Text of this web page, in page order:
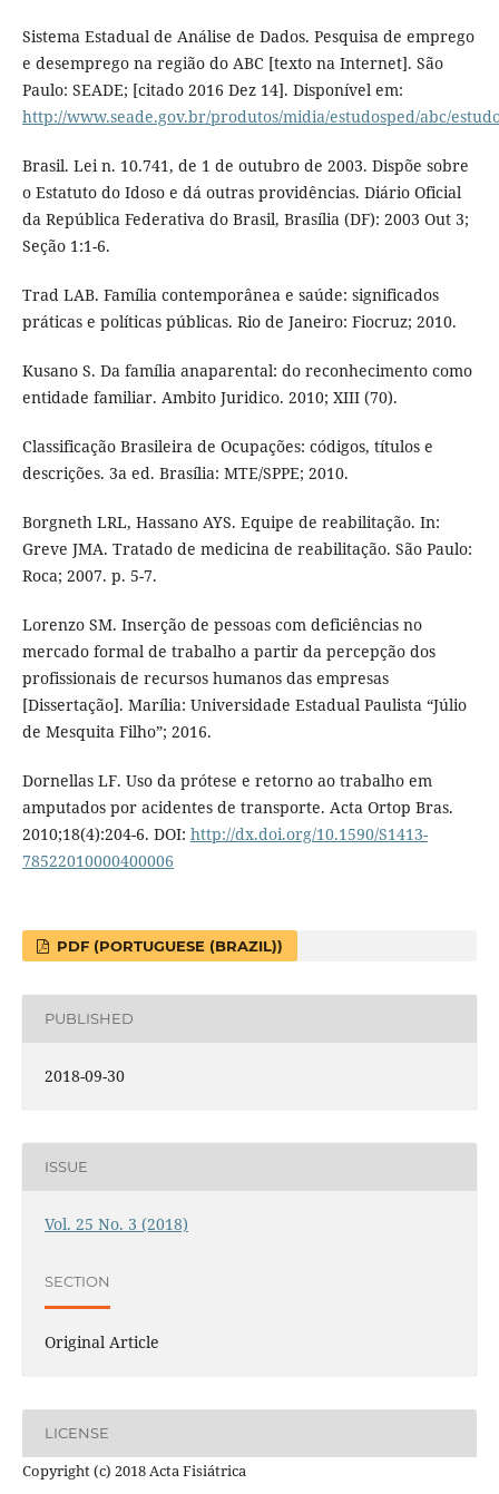
Sistema Estadual de Análise de Dados. Pesquisa de emprego
e desemprego na região do ABC [texto na Internet]. São
Paulo: SEADE; [citado 2016 Dez 14]. Disponível em:
http://www.seade.gov.br/produtos/midia/estudosped/abc/
Brasil. Lei n. 10.741, de 1 de outubro de 2003. Dispõe sobre
o Estatuto do Idoso e dá outras providências. Diário Oficial
da República Federativa do Brasil, Brasília (DF): 2003 Out 3;
Seção 1:1-6.
Trad LAB. Família contemporânea e saúde: significados
práticas e políticas públicas. Rio de Janeiro: Fiocruz; 2010.
Kusano S. Da família anaparental: do reconhecimento como
entidade familiar. Ambito Juridico. 2010; XIII (70).
Classificação Brasileira de Ocupações: códigos, títulos e
descrições. 3a ed. Brasília: MTE/SPPE; 2010.
Borgneth LRL, Hassano AYS. Equipe de reabilitação. In:
Greve JMA. Tratado de medicina de reabilitação. São Paulo:
Roca; 2007. p. 5-7.
Lorenzo SM. Inserção de pessoas com deficiências no
mercado formal de trabalho a partir da percepção dos
profissionais de recursos humanos das empresas
[Dissertação]. Marília: Universidade Estadual Paulista “Júlio
de Mesquita Filho”; 2016.
Dornellas LF. Uso da prótese e retorno ao trabalho em
amputados por acidentes de transporte. Acta Ortop Bras.
2010;18(4):204-6. DOI: http://dx.doi.org/10.1590/S1413-
78522010000400006
PDF (PORTUGUESE (BRAZIL))
PUBLISHED
2018-09-30
ISSUE
Vol. 25 No. 3 (2018)
SECTION
Original Article
LICENSE
Copyright (c) 2018 Acta Fisiátrica